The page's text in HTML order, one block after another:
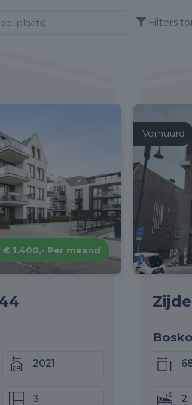
Filters
€ 1.400,- Per maand
2021
3
Verhuurd
2